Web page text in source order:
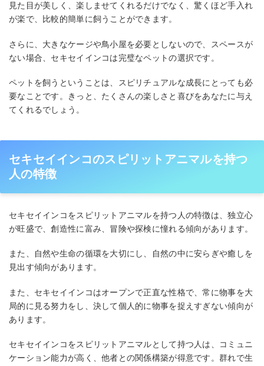
見た目が美しく、楽しませてくれるだけでなく、驚くほど手入れ
が楽で、比較的簡単に飼うことができます。
さらに、大きなケージや鳥小屋を必要としないので、スペースが
ない場合、セキセイインコは完璧なペットの選択です。
ペットを飼うということは、スピリチュアルな成長にとっても必
要なことです。きっと、たくさんの楽しさと喜びをあなたに与え
てくれるでしょう。
セキセイインコのスピリットアニマルを持つ
人の特徴
セキセイインコをスピリットアニマルを持つ人の特徴は、独立心
が旺盛で、創造性に富み、冒険や探検に憧れる傾向があります。
また、自然や生命の循環を大切にし、自然の中に安らぎや癒しを
見出す傾向があります。
また、セキセイインコはオープンで正直な性格で、常に物事を大
局的に見る努力をし、決して個人的に物事を捉えすぎない傾向が
あります。
セキセイインコをスピリットアニマルとして持つ人は、コミュニ
ケーション能力が高く、他者との関係構築が得意です。群れで生